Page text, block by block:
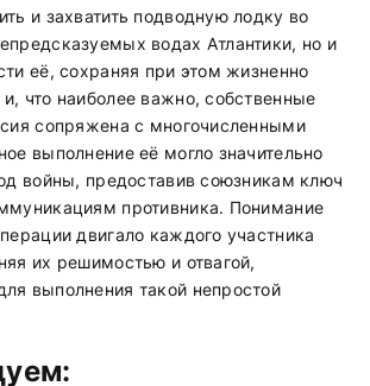
и захватить подводную лодку во
водах Атлантики, но и
её, сохраняя при этом жизненно
что наиболее важно, собственные
сопряжена с многочисленными
выполнение её могло значительно
войны, предоставив союзникам ключ
противника. Понимание
двигало каждого участника
их решимостью и отвагой,
выполнения такой непростой